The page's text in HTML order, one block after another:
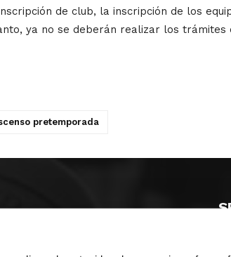
de club, la inscripción de los
ya no se deberán realizar los
pretemporada